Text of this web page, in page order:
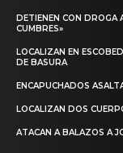
DETIENEN CON DROGA
CUMBRES»
LOCALIZAN EN
DE BASURA
ENCAPUCHADOS
LOCALIZAN DOS
ATACAN A BALAZOS A